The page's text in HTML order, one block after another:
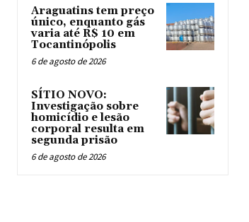
Araguatins tem preço
único, enquanto gás
varia até R$ 10 em
Tocantinópolis
6 de agosto de 2026
SÍTIO NOVO:
Investigação sobre
homicídio e lesão
corporal resulta em
segunda prisão
6 de agosto de 2026